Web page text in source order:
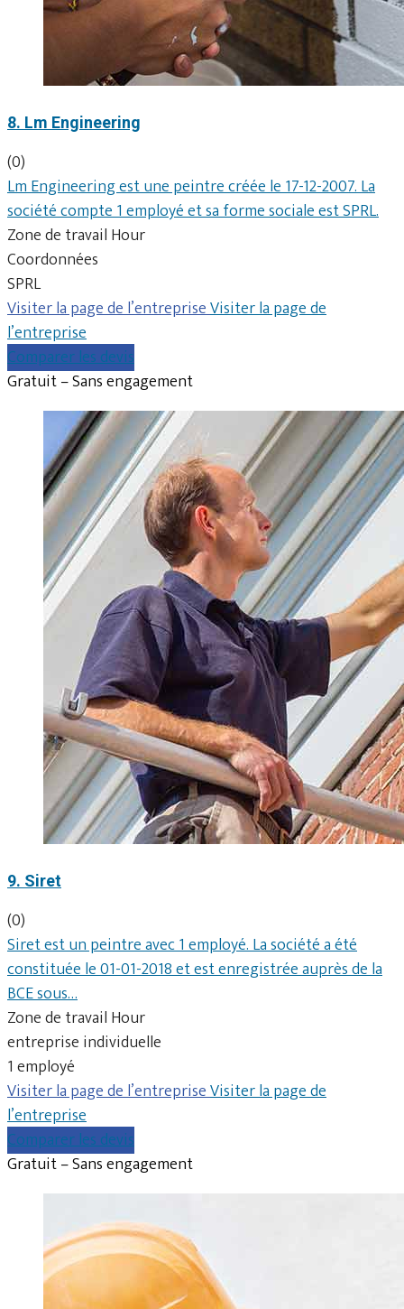
8. Lm Engineering
(0)
Lm Engineering est une peintre créée le 17-12-2007. La
société compte 1 employé et sa forme sociale est SPRL.
Zone de travail Hour
Coordonnées
SPRL
Visiter la page de l’entrepriseVisiter la page de
l’entreprise
Comparer les devis
Gratuit – Sans engagement
9. Siret
(0)
Siret est un peintre avec 1 employé. La société a été
constituée le 01-01-2018 et est enregistrée auprès de la
BCE sous…
Zone de travail Hour
entreprise individuelle
1 employé
Visiter la page de l’entrepriseVisiter la page de
l’entreprise
Comparer les devis
Gratuit – Sans engagement